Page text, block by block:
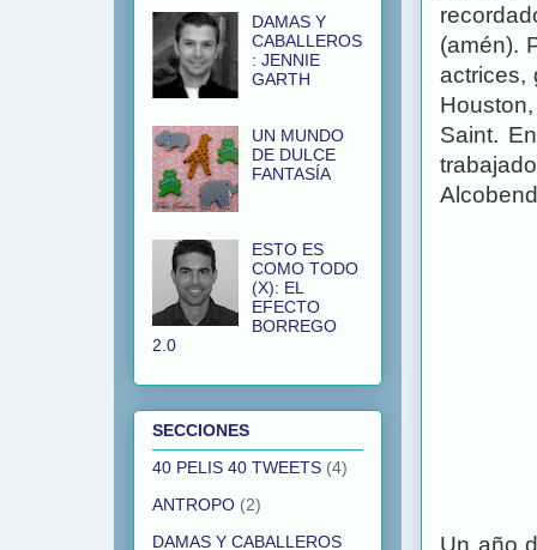
(amén).
actrices,
Saint.
Un año
DAMAS Y
CABALLEROS
: JENNIE
GARTH
UN MUNDO
DE DULCE
FANTASÍA
ESTO ES
COMO TODO
(X): EL
EFECTO
BORREGO
2.0
SECCIONES
40 PELIS 40 TWEETS (4)
ANTROPO (2)
DAMAS Y CABALLEROS